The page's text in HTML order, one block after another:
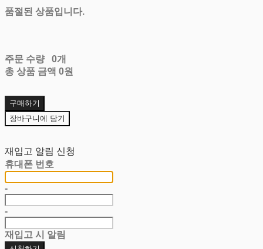
품절된 상품입니다.
주문 수량
0개
총 상품 금액 0원
구매하기
장바구니에 담기
재입고 알림 신청
휴대폰 번호
-
-
재입고 시 알림